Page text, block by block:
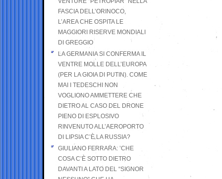
FASCIA DELL’ORINOCO,
L’AREA CHE OSPITA LE
MAGGIORI RISERVE MONDIALI
DI GREGGIO
LA GERMANIA SI CONFERMA IL
VENTRE MOLLE DELL’EUROPA
(PER LA GIOIA DI PUTIN). COME
MAI I TEDESCHI NON
VOGLIONO AMMETTERE CHE
DIETRO AL CASO DEL DRONE
PIENO DI ESPLOSIVO
RINVENUTO ALL’AEROPORTO
DI LIPSIA C’È LA RUSSIA?
GIULIANO FERRARA: ’CHE
COSA C’È SOTTO DIETRO
DAVANTI A LATO DEL “SIGNOR